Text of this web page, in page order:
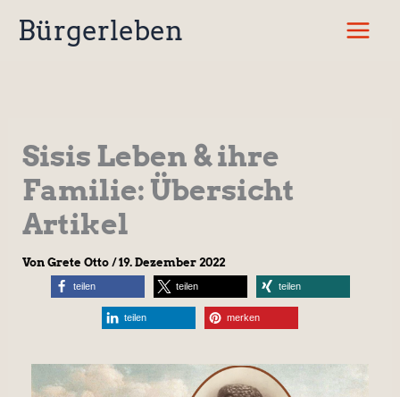
InhaltBürgerleben
Sisis Leben & ihre
Familie: Übersicht
Artikel
Von Grete Otto /19. Dezember 2022
teilen teilen teilen
teilen merken